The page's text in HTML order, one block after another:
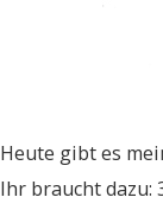
Heute gibt es
Ihr braucht dazu: